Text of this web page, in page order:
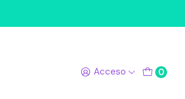
Acceso 0
0.7 Rojo